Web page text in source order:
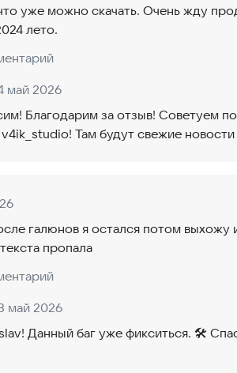
уже можно скачать. Очень жду
лето.
май 2026
Благодарим за отзыв! Советуем
Там будут свежие
галюнов я остался потом выхожу
пропала
май 2026
Данный баг уже фикситься. 🛠